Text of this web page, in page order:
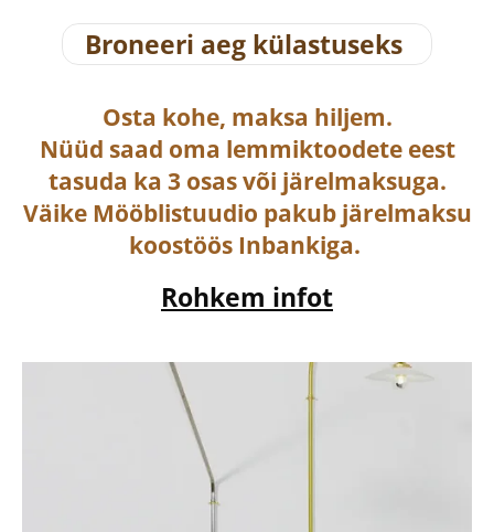
Broneeri aeg külastuseks
Osta kohe, maksa hiljem.
Nüüd saad oma lemmiktoodete eest
tasuda ka 3 osas või järelmaksuga.
Väike Mööblistuudio pakub järelmaksu
koostöös Inbankiga.
Rohkem infot